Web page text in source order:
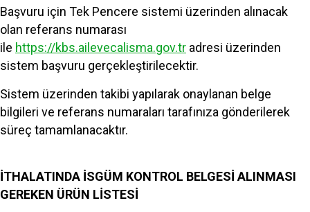
Başvuru için Tek Pencere sistemi üzerinden alınacak
olan referans numarası
ile https://kbs.ailevecalisma.gov.tr adresi üzerinden
sistem başvuru gerçekleştirilecektir.
Sistem üzerinden takibi yapılarak onaylanan belge
bilgileri ve referans numaraları tarafınıza gönderilerek
süreç tamamlanacaktır.
İTHALATINDA İSGÜM KONTROL BELGESİ ALINMASI
GEREKEN ÜRÜN LİSTESİ